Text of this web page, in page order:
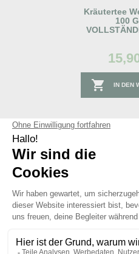
Kräutertee
100
 IN DEN
Articles liés :
Eukalyptus